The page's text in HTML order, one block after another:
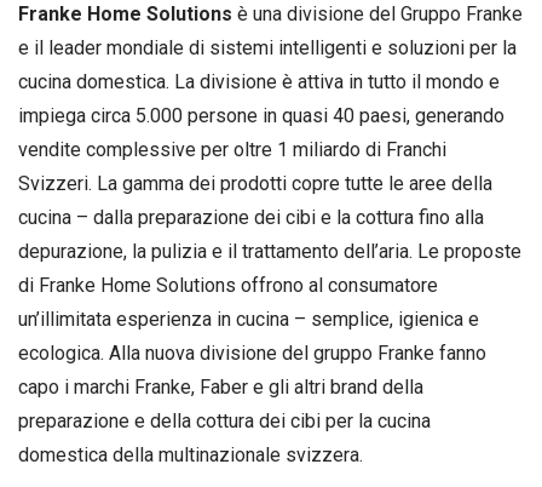
Franke Home Solutions è una divisione del Gruppo Franke
e il leader mondiale di sistemi intelligenti e soluzioni per la
cucina domestica. La divisione è attiva in tutto il mondo e
impiega circa 5.000 persone in quasi 40 paesi, generando
vendite complessive per oltre 1 miliardo di Franchi
Svizzeri. La gamma dei prodotti copre tutte le aree della
cucina – dalla preparazione dei cibi e la cottura fino alla
depurazione, la pulizia e il trattamento dell’aria. Le proposte
di Franke Home Solutions offrono al consumatore
un’illimitata esperienza in cucina – semplice, igienica e
ecologica. Alla nuova divisione del gruppo Franke fanno
capo i marchi Franke, Faber e gli altri brand della
preparazione e della cottura dei cibi per la cucina
domestica della multinazionale svizzera.